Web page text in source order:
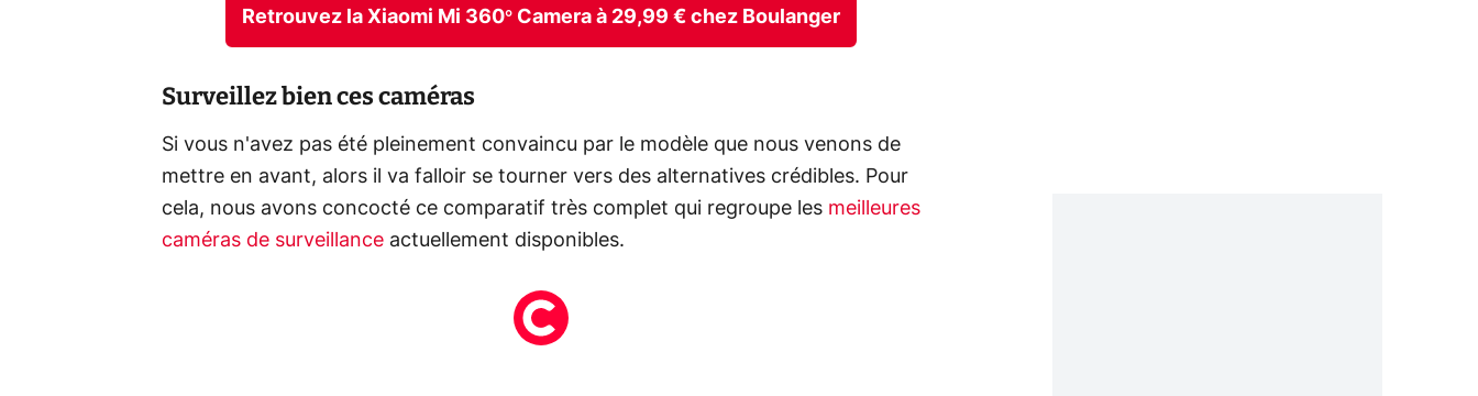
Retrouvez la Xiaomi Mi 360° Camera à 29,99 € chez Boulanger
Surveillez bien ces caméras
Si vous n'avez pas été pleinement convaincu par le modèle que nous venons de
mettre en avant, alors il va falloir se tourner vers des alternatives crédibles. Pour
cela, nous avons concocté ce comparatif très complet qui regroupe les meilleures
caméras de surveillance actuellement disponibles.